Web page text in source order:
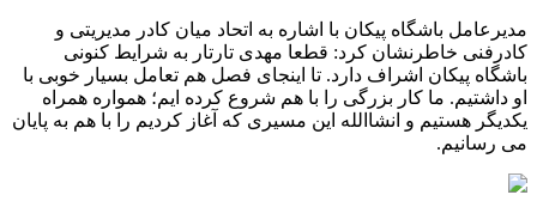
مدیرعامل باشگاه پیکان با اشاره به اتحاد میان کادر مدیریتی و
کادرفنی خاطرنشان کرد: قطعا مهدی تارتار به شرایط کنونی
باشگاه پیکان اشراف دارد. تا اینجای فصل هم تعامل بسیار خوبی با
او داشتیم. ما کار بزرگی را با هم شروع کرده ایم؛ همواره همراه
یکدیگر هستیم و انشاالله این مسیری که آغاز کردیم را با هم به پایان
می رسانیم.